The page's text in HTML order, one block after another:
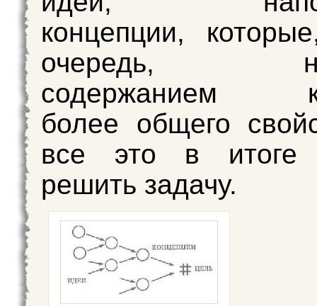
концепции,
очередь,
содержанием
более общего
все это в итоге
решить задачу.